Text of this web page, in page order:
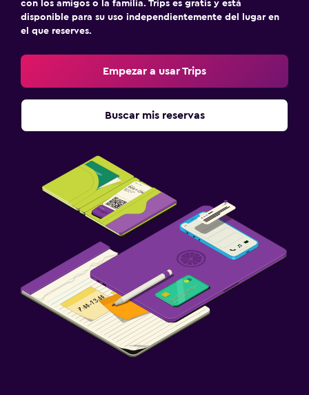
con los amigos o la familia. Trips es gratis y está
disponible para su uso independientemente del lugar en
el que reserves.
Empezar a usar Trips
Buscar mis reservas